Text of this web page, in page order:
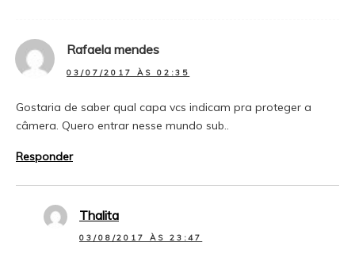
Rafaela mendes
03/07/2017 ÀS 02:35
Gostaria de saber qual capa vcs indicam pra proteger a
câmera. Quero entrar nesse mundo sub..
Responder
Thalita
03/08/2017 ÀS 23:47